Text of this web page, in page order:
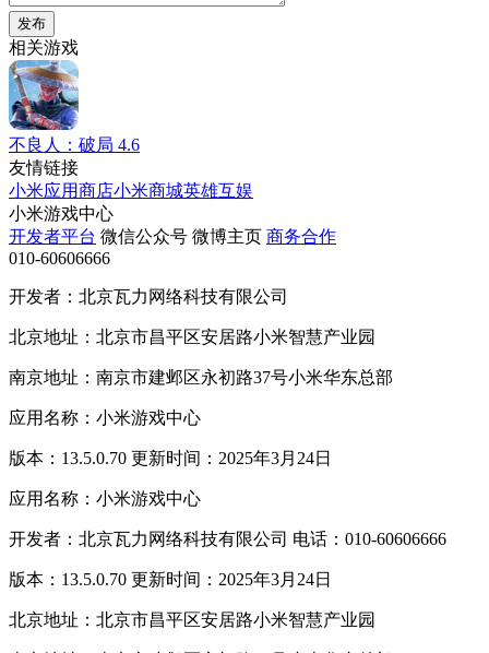
发布
相关游戏
不良人：破局 4.6
友情链接
小米应用商店小米商城英雄互娱
小米游戏中心
开发者平台 微信公众号 微博主页 商务合作
010-60606666
开发者：北京瓦力网络科技有限公司
北京地址：北京市昌平区安居路小米智慧产业园
南京地址：南京市建邺区永初路37号小米华东总部
应用名称：小米游戏中心
版本：13.5.0.70 更新时间：2025年3月24日
应用名称：小米游戏中心
开发者：北京瓦力网络科技有限公司 电话：010-60606666
版本：13.5.0.70 更新时间：2025年3月24日
北京地址：北京市昌平区安居路小米智慧产业园